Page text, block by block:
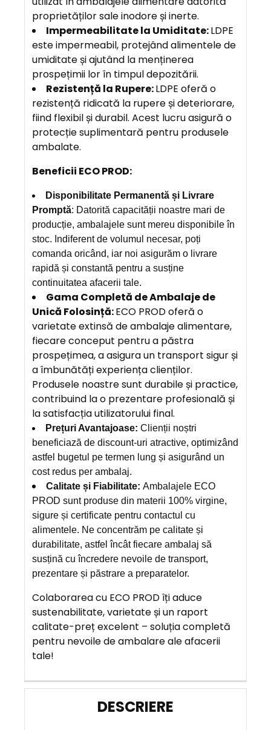
proprietăților sale inodore și inerte.
Impermeabilitate la Umiditate:LDPE
este impermeabil, protejând alimentele de
umiditate și ajutând la menținerea
prospețimii lor în timpul depozitării.
Rezistență la Rupere:LDPE oferă o
rezistență ridicată la rupere și deteriorare,
fiind flexibil și durabil. Acest lucru asigură o
protecție suplimentară pentru produsele
ambalate.
Beneficii ECO PROD:
Disponibilitate Permanentă și Livrare
Promptă: Datorită capacității noastre mari de
producție, ambalajele sunt mereu disponibile în
stoc. Indiferent de volumul necesar, poți
comanda oricând, iar noi asigurăm o livrare
rapidă și constantă pentru a susține
continuitatea afacerii tale.
Gama Completă de Ambalaje de
Unică Folosință:ECO PROD oferă o
varietate extinsă de ambalaje alimentare,
fiecare conceput pentru a păstra
prospețimea, a asigura un transport sigur și
a îmbunătăți experiența clienților.
Produsele noastre sunt durabile și practice,
contribuind la o prezentare profesională și
la satisfacția utilizatorului final.
Prețuri Avantajoase: Clienții noștri
beneficiază de discount-uri atractive, optimizând
astfel bugetul pe termen lung și asigurând un
cost redus per ambalaj.
Calitate și Fiabilitate: Ambalajele ECO
PROD sunt produse din materii 100% virgine,
sigure și certificate pentru contactul cu
alimentele. Ne concentrăm pe calitate și
durabilitate, astfel încât fiecare ambalaj să
susțină cu încredere nevoile de transport,
prezentare și păstrare a preparatelor.
Colaborarea cu ECO PROD îți aduce
sustenabilitate, varietate și un raport
calitate-preț excelent – soluția completă
pentru nevoile de ambalare ale afacerii
tale!